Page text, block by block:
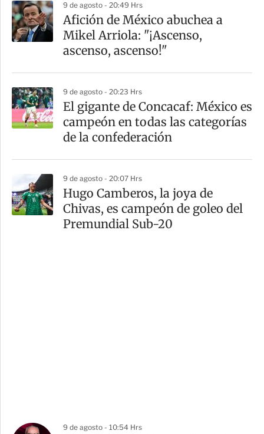
9 de agosto - 20:49 Hrs
Afición de México abuchea a
Mikel Arriola: "¡Ascenso,
ascenso, ascenso!"
9 de agosto - 20:23 Hrs
El gigante de Concacaf: México es
campeón en todas las categorías
de la confederación
9 de agosto - 20:07 Hrs
Hugo Camberos, la joya de
Chivas, es campeón de goleo del
Premundial Sub-20
9 de agosto - 10:54 Hrs